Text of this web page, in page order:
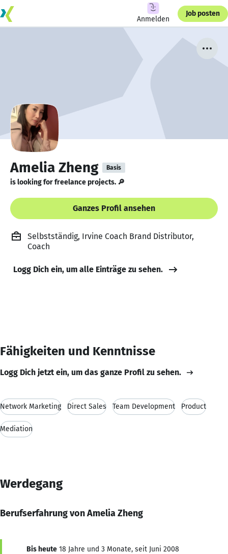
Anmelden
Job posten
Amelia Zheng Basis
is looking for freelance projects. 🔎
Ganzes Profil ansehen
Selbstständig, Irvine Coach Brand Distributor,
Coach
Logg Dich ein, um alle Einträge zu sehen.
Fähigkeiten und Kenntnisse
Logg Dich jetzt ein, um das ganze Profil zu sehen.
Network Marketing Direct Sales Team Development Product
Mediation
Werdegang
Berufserfahrung von Amelia Zheng
Bis heute 18 Jahre und 3 Monate, seit Juni 2008